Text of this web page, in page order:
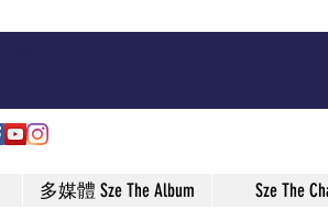
多媒體 Sze The Album Sze The